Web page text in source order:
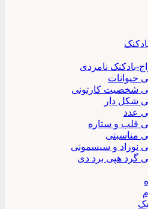
بادکنک نامزدی
حیوانات
شخصیت کارتونی
شکل دار
عدد
قلب و ستاره
مناسبتی
نوزاد و سیسمونی
گرد هپی برد دی